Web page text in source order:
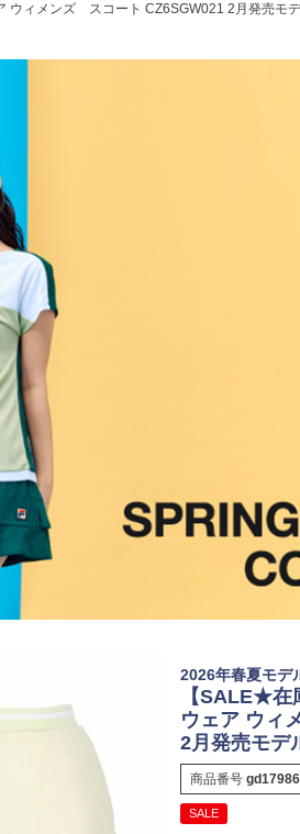
ウィメンズ スコート CZ6SGW021 2月発売モ
2026年春夏モデ
【SALE★在
ウェア ウィ
2月発売モデ
商品番号 gd17986
SALE